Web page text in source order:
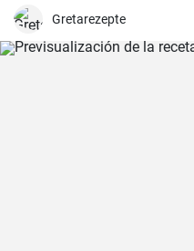
Gretarezepte